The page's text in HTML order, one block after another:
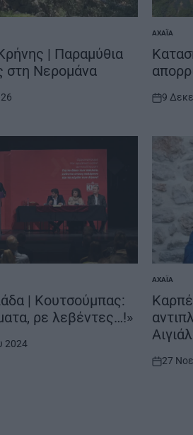
| Παραμύθια
στη Νερομάνα
POSTED
IN
ΑΧΑΪ́Α
on
9
| Κουτσούμπας:
ρε λεβέντες…!»
2024
POSTED
IN
ΑΧΑΪ́Α
on
27